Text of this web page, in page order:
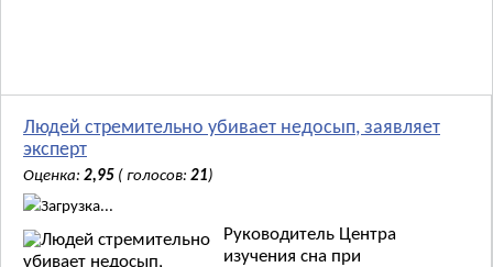
Людей стремительно убивает недосып, заявляет
эксперт
Оценка: 2,95 ( голосов: 21)
Загрузка...
Руководитель Центра
изучения сна при